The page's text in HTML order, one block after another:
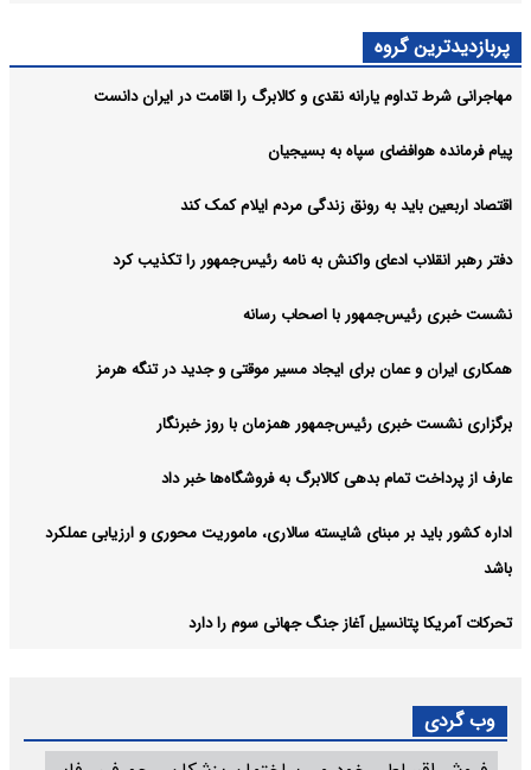
پربازدیدترین گروه
مهاجرانی شرط تداوم یارانه نقدی و کالابرگ را اقامت در ایران دانست
پیام فرمانده هوافضای سپاه به بسیجیان
اقتصاد اربعین باید به رونق زندگی مردم ایلام کمک کند
دفتر رهبر انقلاب ادعای واکنش به نامه رئیس‌جمهور را تکذیب کرد
نشست خبری رئیس‌جمهور با اصحاب رسانه
همکاری ایران و عمان برای ایجاد مسیر موقتی و جدید در تنگه هرمز
برگزاری نشست خبری رئیس‌جمهور همزمان با روز خبرنگار
عارف از پرداخت تمام بدهی کالابرگ به فروشگاه‌ها خبر داد
اداره کشور باید بر مبنای شایسته سالاری، ماموریت محوری و ارزیابی عملکرد
باشد
تحرکات آمریکا پتانسیل آغاز جنگ جهانی سوم را دارد
وب گردی